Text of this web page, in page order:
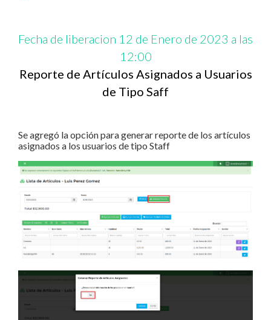
Fecha de liberacion 12 de Enero de 2023 a las
12:00
Reporte de Artículos Asignados a Usuarios
de Tipo Saff
Se agregó la opción para generar reporte de los artículos
asignados a los usuarios de tipo Staff